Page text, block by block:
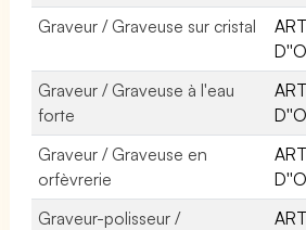
Graveur / Graveuse sur cristal
Graveur / Graveuse à l'eau
forte
Graveur / Graveuse en
orfèvrerie
Graveur-polisseur /